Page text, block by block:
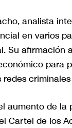
analista
en varios
Su afirmación
para
redes
aumento de la
Cartel de los